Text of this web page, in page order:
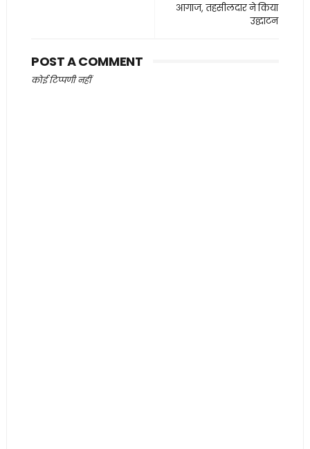
आगाज, तहसीलदार ने किया
उद्घाटन
POST A COMMENT
कोई टिप्पणी नहीं